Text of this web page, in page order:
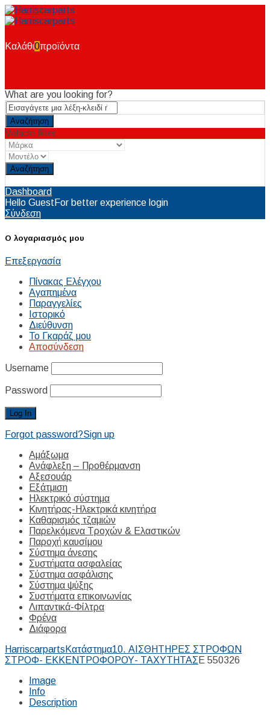
Καλάθι0προϊόντα
What are you looking for?
Vehicle filter
Dashboard
Hello Guest For better experience login
Σύνδεση
Ο λογαριασμός μου
Επεξεργασία
Πίνακας Ελέγχου
Αγαπημένα
Παραγγελίες
Ιστορικό
Διεύθυνση
Το Γκαράζ μου
Αποσύνδεση
Username
Password
Forgot password?Sign up
Αμάξωμα
Ανάφλεξη – Προθέρμανση
Αξεσουάρ
Εξάτμιση
Ηλεκτρικό σύστημα
Κινητήρας-Ηλεκτρικά κινητήρα
Καθαρισμός τζαμιών
Παρελκόμενα Τροχών & Ελαστικών
Παροχή καυσίμου
Σύστημα άνεσης
Συστήματα ασφαλείας
Σύστημα ασφάλισης
Σύστημα ψύξης
Συστήματα επικοινωνίας
Λιπαντικά-Φίλτρα
Φρένα
Διάφορα
Harriscarparts Κατάστημα10. ΑΙΣΘΗΤΗΡΕΣ ΣΤΡΟΦΩΝ
ΣΤΡΟΦ- ΕΚΚΕΝΤΡΟΦΟΡΟΥ- ΤΑΧΥΤΗΤΑΣ E 550326
Image
Info
Description